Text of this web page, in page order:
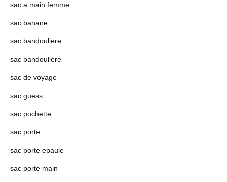
sac a main femme
sac banane
sac bandouliere
sac bandoulière
sac de voyage
sac guess
sac pochette
sac porte
sac porte epaule
sac porte main